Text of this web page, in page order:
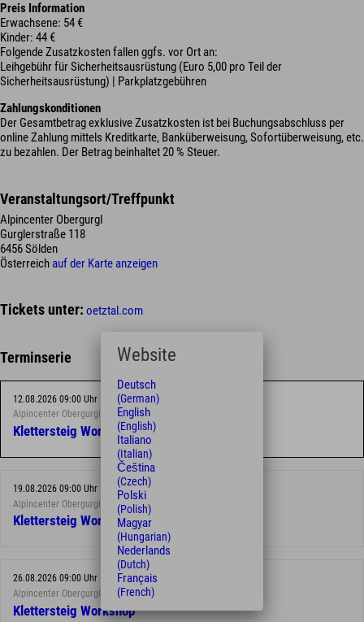
Preis Information
Erwachsene: 54 €
Kinder: 44 €
Folgende Zusatzkosten fallen ggfs. vor Ort an:
Leihgebühr für Sicherheitsausrüstung (Euro 5,00 pro Teil der
Sicherheitsausrüstung) | Parkplatzgebühren
Zahlungskonditionen
Der Gesamtbetrag exklusive Zusatzkosten ist bei Buchungsabschluss per
online Zahlung mittels Kreditkarte, Banküberweisung, Sofortüberweisung, etc.
zu bezahlen. Der Betrag beinhaltet 20 % Steuer.
Veranstaltungsort/Treffpunkt
Alpincenter Obergurgl
Gurglerstraße 118
6456 Sölden
Österreich auf der Karte anzeigen
Tickets unter: oetztal.com
Terminserie
12.08.2026 09:00 Uhr
Alpincenter Obergurgl
Klettersteig Workshop
19.08.2026 09:00 Uhr
Alpincenter Obergurgl
Klettersteig Workshop
26.08.2026 09:00 Uhr
Alpincenter Obergurgl
Klettersteig Workshop
Website
Deutsch
(German)
English
(English)
Italiano
(Italian)
Čeština
(Czech)
Polski
(Polish)
Magyar
(Hungarian)
Nederlands
(Dutch)
Français
(French)